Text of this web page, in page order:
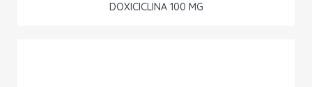
DOXICICLINA 100 MG